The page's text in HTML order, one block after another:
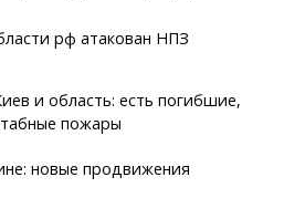
рф атакован НПЗ
и область: есть погибшие,
пожары
новые продвижения